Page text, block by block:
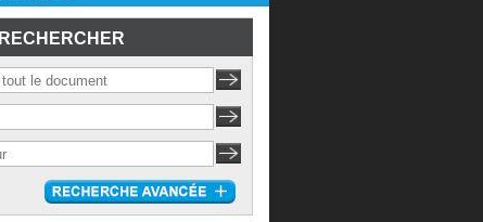
RECHERCHER